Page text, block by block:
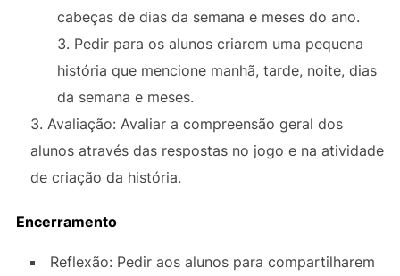
cabeças de dias da semana e meses do ano.
Pedir para os alunos criarem uma pequena
história que mencione manhã, tarde, noite, dias
da semana e meses.
Avaliação: Avaliar a compreensão geral dos
alunos através das respostas no jogo e na atividade
de criação da história.
Encerramento
Reflexão: Pedir aos alunos para compartilharem